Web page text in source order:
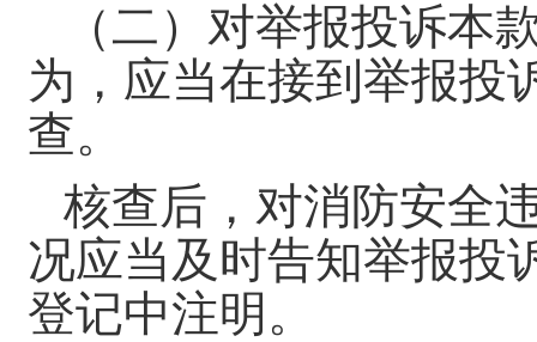
（二）对举报投诉本
为，应当在接到举报投
查。
核查后，对消防安全
况应当及时告知举报投
登记中注明。